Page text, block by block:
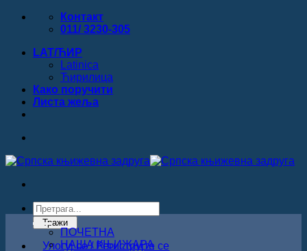
Прескочи
Контакт
011/ 3230-305
LAT/ЋИР
Latinica
Ћирилица
Како поручити
Листa жеља
Products
search
Тражи
Улогуј се / Региструјте се
ПОЧЕТНА
НАША КЊИЖАРА